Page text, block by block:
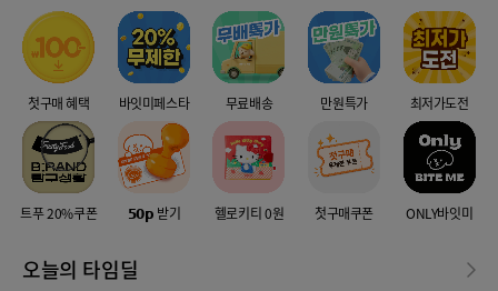
첫구매 혜택 바잇미페스타 무료배송 만원특가 최저가도전
트푸 20%쿠폰 𝟱𝟬𝗽 받기 헬로키티 0원 첫구매쿠폰 ONLY바잇미
오늘의 타임딜